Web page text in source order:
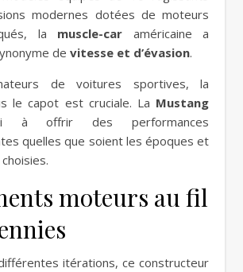
modernes dotées de moteurs
la muscle-car américaine a
de vitesse et d’évasion.
de voitures sportives, la
le capot est cruciale. La Mustang
à offrir des performances
quelles que soient les époques et
moteurs au fil
itérations, ce constructeur